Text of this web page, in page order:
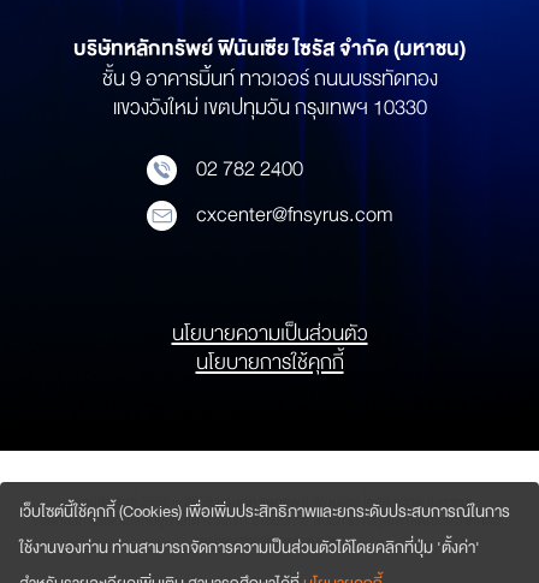
บริษัทหลักทรัพย์ฟินันเซีย ไซรัส จำกัด (มหาชน)
ชั้น 9 อาคารมิ้นท์ ทาวเวอร์ ถนนบรรทัดทอง
แขวงวังใหม่ เขตปทุมวัน กรุงเทพฯ 10330
02 782 2400
cxcenter@fnsyrus.com
นโยบายความเป็นส่วนตัว
นโยบายการใช้คุกกี้
สงวนลิขสิทธิ์ 2558 – 2569บริษัทหลักทรัพย์ ฟินันเซีย ไซรัส จำกัด (มหาชน)
ข้อตกลงการใช้เว็บไซต์อยู่ภายใต้ เงื่อนไขการใช้บริการ สอบถามข้อมูลเพิ่มเติมกรุณาติดต่อ :
webmaster@fnsyrus.com
เว็บไซต์นี้ใช้คุกกี้ (Cookies) เพื่อเพิ่มประสิทธิภาพและยกระดับประสบการณ์ในการ
ใช้งานของท่าน ท่านสามารถจัดการความเป็นส่วนตัวได้โดยคลิกที่ปุ่ม 'ตั้งค่า'